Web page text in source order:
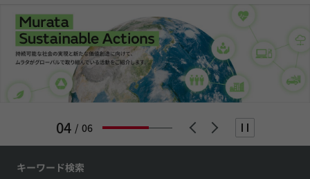
05 / 06
キーワード検索